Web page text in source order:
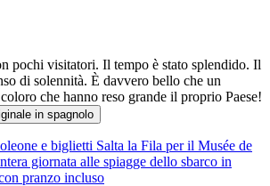
pochi visitatori. Il tempo è stato splendido. Il
di solennità. È davvero bello che un
che hanno reso grande il proprio Paese!
in spagnolo
e biglietti Salta la Fila per il Musée de
giornata alle spiagge dello sbarco in
pranzo incluso